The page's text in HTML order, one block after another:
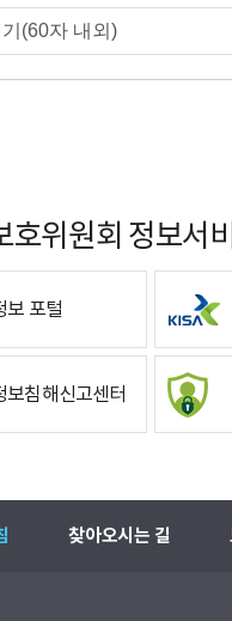
호위원회 정보서
보 포털
보침해신고센터
찾아오시는 길